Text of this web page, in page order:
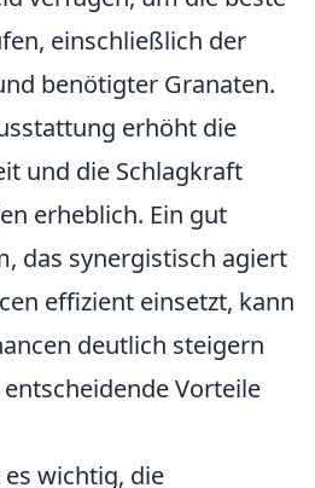
einschließlich der
benötigter Granaten.
erhöht die
und die Schlagkraft
erheblich. Ein gut
das synergistisch agiert
effizient einsetzt, kann
deutlich steigern
Vorteile
wichtig, die